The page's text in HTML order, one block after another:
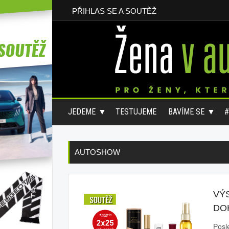
PŘIHLAS SE A SOUTĚŽ
JEDEME TESTUJEME BAVÍME SE
AUTOSHOW